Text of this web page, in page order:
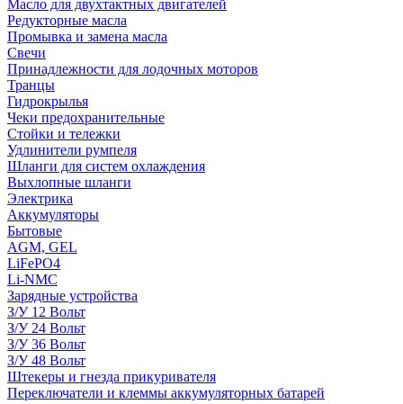
Масло для двухтактных двигателей
Редукторные масла
Промывка и замена масла
Свечи
Принадлежности для лодочных моторов
Транцы
Гидрокрылья
Чеки предохранительные
Стойки и тележки
Удлинители румпеля
Шланги для систем охлаждения
Выхлопные шланги
Электрика
Аккумуляторы
Бытовые
AGM, GEL
LiFePO4
Li-NMC
Зарядные устройства
З/У 12 Вольт
З/У 24 Вольт
З/У 36 Вольт
З/У 48 Вольт
Штекеры и гнезда прикуривателя
Переключатели и клеммы аккумуляторных батарей